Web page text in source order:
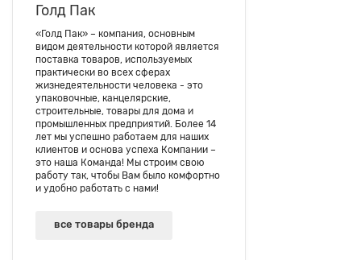
Голд Пак
«Голд Пак» – компания, основным
видом деятельности которой является
поставка товаров, используемых
практически во всех сферах
жизнедеятельности человека - это
упаковочные, канцелярские,
строительные, товары для дома и
промышленных предприятий. Более 14
лет мы успешно работаем для наших
клиентов и основа успеха Компании –
это наша Команда! Мы строим свою
работу так, чтобы Вам было комфортно
и удобно работать с нами!
все товары бренда